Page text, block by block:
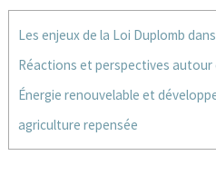
Les enjeux de la Loi Duplomb
Réactions et perspectives autour
Énergie renouvelable et
agriculture repensée